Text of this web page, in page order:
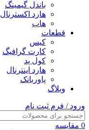
باندل گیمینگ
هارد اکسترنال
هاب
قطعات
کیس
کارت گرافیگ
کول پد
هارد اینترنال
پاوربانک
وبلاگ
ورود / فرم ثبت نام
0 مقایسه